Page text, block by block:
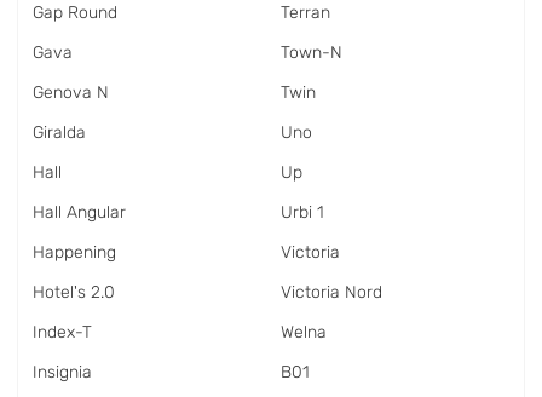
Gap Round
Gava
Genova N
Giralda
Hall
Hall Angular
Happening
Hotel's 2.0
Index-T
Insignia
Terran
Town-N
Twin
Uno
Up
Urbi 1
Victoria
Victoria Nord
Welna
В01